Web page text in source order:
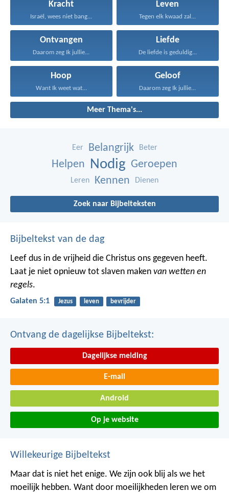
Kracht
Israël, wees niet bang...
Leven
Tegen elk kwaad zal...
Ontvangen
Daarom zeg Ik jullie...
Liefde
De liefde is geduldig...
Hoop
Want Ik weet wat...
Geloof
Daarom zeg Ik jullie...
Meer Thema's...
Eer Belangrijk Beter
Helpen Nodig Geroepen
Leren Kennen Dienen
Zoek naar Bijbelteksten
Bijbeltekst van de dag
Leef dus in de vrijheid die Christus ons gegeven heeft.
Laat je niet opnieuw tot slaven maken van wetten en
regels.
Galaten 5:1 Jezus leven bevrijder
Ontvang de dagelijkse Bijbeltekst:
Dagelijkse melding
E-mail
Android
Op je website
Willekeurige Bijbeltekst
Maar dat is niet het enige. We zijn ook blij als we het
moeilijk hebben. Want door moeilijkheden leren we om